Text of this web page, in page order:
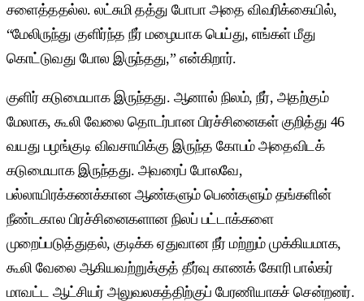
சளைத்ததல்ல. லட்சுமி தத்து போபா அதை விவரிக்கையில், ​​
“மேலிருந்து குளிர்ந்த நீர் மழையாக பெய்து, எங்கள் மீது
கொட்டுவது போல இருந்தது,” என்கிறார்.
குளிர் கடுமையாக இருந்தது. ஆனால் நிலம், நீர், அதற்கும்
மேலாக, கூலி வேலை தொடர்பான பிரச்சினைகள் குறித்து 46
வயது பழங்குடி விவசாயிக்கு இருந்த கோபம் அதைவிடக்
கடுமையாக இருந்தது. அவரைப் போலவே,
பல்லாயிரக்கணக்கான ஆண்களும் பெண்களும் தங்களின்
நீண்டகால பிரச்சினைகளான நிலப் பட்டாக்களை
முறைப்படுத்துதல், குடிக்க ஏதுவான நீர் மற்றும் முக்கியமாக,
கூலி வேலை ஆகியவற்றுக்குத் தீர்வு காணக் கோரி பால்கர்
மாவட்ட ஆட்சியர் அலுவலகத்திற்குப் பேரணியாகச் சென்றனர்.